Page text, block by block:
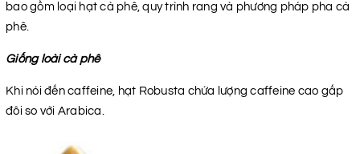
bao gồm loại hạt cà phê, quy trình rang và phương pháp pha cà
phê.
Giống loài cà phê
Khi nói đến caffeine, hạt Robusta chứa lượng caffeine cao gấp
đôi so với Arabica.